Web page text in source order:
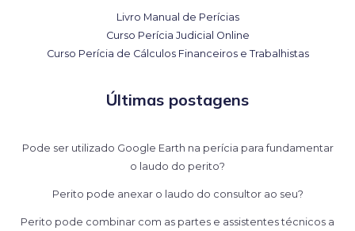
Livro Manual de Perícias
Curso Perícia Judicial Online
Curso Perícia de Cálculos Financeiros e Trabalhistas
Últimas postagens
Pode ser utilizado Google Earth na perícia para fundamentar
o laudo do perito?
Perito pode anexar o laudo do consultor ao seu?
Perito pode combinar com as partes e assistentes técnicos a